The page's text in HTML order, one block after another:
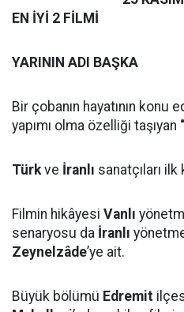
EN İYİ 2 FİLMİ
YARININ ADI BAŞKA
Bir çobanın hayatının konu
yapımı olma özelliği taşıyan
Türkve İranlı sanatçıları
Filmin hikâyesi Vanlı
senaryosu da İranlı
Zeynelzâde’ye ait.
Büyük bölümü Edremit